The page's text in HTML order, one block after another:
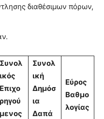
διαθέσιμων πόρων,
Συνολ
ικός
Επιχο
ρηγού
μενος
Συνολ
ική
Δημόσ
ια
Δαπά
Εύρος
Βαθμο
λογίας